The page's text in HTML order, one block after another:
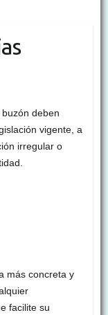
deben
vigente, a
irregular o
más concreta y
facilite su